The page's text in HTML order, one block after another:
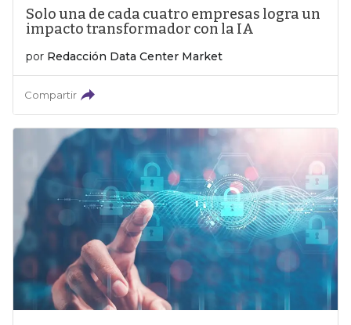
Solo una de cada cuatro empresas logra un
impacto transformador con la IA
por Redacción Data Center Market
Compartir